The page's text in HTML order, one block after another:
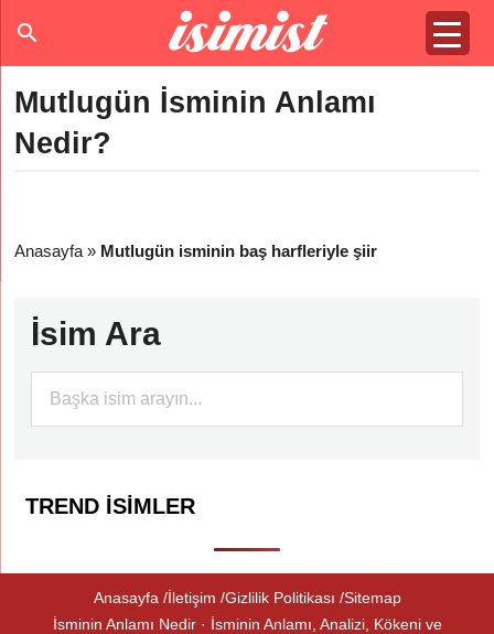
Mutlugün İsminin Anlamı
Nedir?
Anasayfa » Mutlugün isminin baş harfleriyle şiir
İsim Ara
TREND İSIMLER
Anasayfa İletişim Gizlilik Politikası Sitemap
İsminin Anlamı Nedir · İsminin Anlamı, Analizi, Kökeni ve